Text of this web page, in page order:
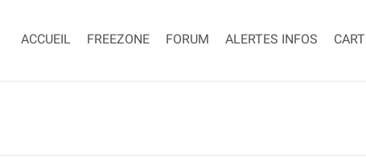
ACCUEIL FREEZONE FORUM ALERTES INFOS